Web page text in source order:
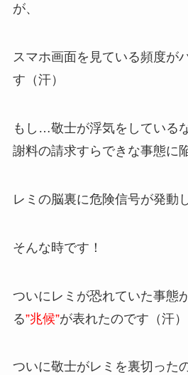
が、
スマホ画面を見ている頻度が
す（汗）
もし…敬士が浮気をしている
謝料の請求すらできな事態に
レミの脳裏に危険信号が発動
そんな時です！
ついにレミが恐れていた事態
る”兆候”が表れたのです（汗）
ついに敬士がレミを裏切った